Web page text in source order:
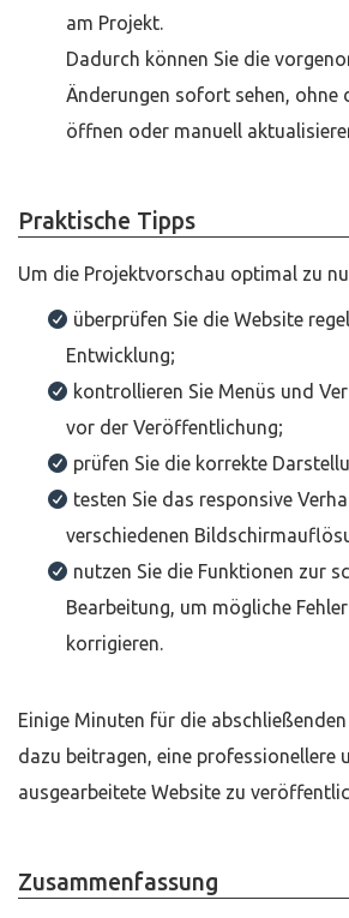
am Projekt.
Dadurch können Sie die
Änderungen sofort sehen, ohne
öffnen oder manuell
Praktische Tipps
Um die Projektvorschau optimal zu
überprüfen Sie die Website
Entwicklung;
kontrollieren Sie Menüs und
vor der Veröffentlichung;
prüfen Sie die korrekte
testen Sie das responsive
verschiedenen
nutzen Sie die Funktionen zur
Bearbeitung, um mögliche
korrigieren.
Einige Minuten für die
dazu beitragen, eine professionellere
ausgearbeitete Website zu
Zusammenfassung